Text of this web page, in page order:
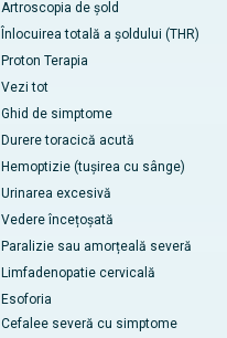
Artroscopia de șold
Înlocuirea totală a șoldului (THR)
Proton Terapia
Vezi tot
Ghid de simptome
Durere toracică acută
Hemoptizie (tușirea cu sânge)
Urinarea excesivă
Vedere încețoșată
Paralizie sau amorțeală severă
Limfadenopatie cervicală
Esoforia
Cefalee severă cu simptome